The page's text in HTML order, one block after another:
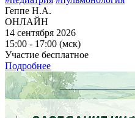
Геппе Н.А.
ОНЛАЙН
14 сентября 2026
15:00 - 17:00 (мск)
Участие бесплатное
Подробнее